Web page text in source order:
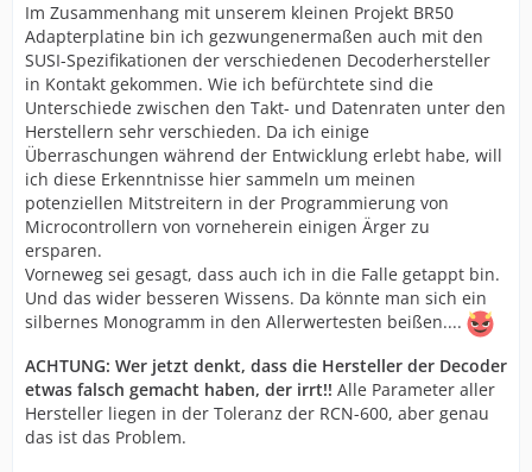
Im Zusammenhang mit unserem kleinen Projekt BR50
Adapterplatine bin ich gezwungenermaßen auch mit den
SUSI-Spezifikationen der verschiedenen Decoderhersteller
in Kontakt gekommen. Wie ich befürchtete sind die
Unterschiede zwischen den Takt- und Datenraten unter den
Herstellern sehr verschieden. Da ich einige
Überraschungen während der Entwicklung erlebt habe, will
ich diese Erkenntnisse hier sammeln um meinen
potenziellen Mitstreitern in der Programmierung von
Microcontrollern von vorneherein einigen Ärger zu
ersparen.
Vorneweg sei gesagt, dass auch ich in die Falle getappt bin.
Und das wider besseren Wissens. Da könnte man sich ein
silbernes Monogramm in den Allerwertesten beißen....
ACHTUNG: Wer jetzt denkt, dass die Hersteller der Decoder
etwas falsch gemacht haben, der irrt!! Alle Parameter aller
Hersteller liegen in der Toleranz der RCN-600, aber genau
das ist das Problem.